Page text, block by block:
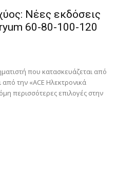
Νέες εκδόσεις
60-80-100-120
που κατασκευάζεται από
από την «ACE Ηλεκτρονικά
περισσότερες επιλογές στην